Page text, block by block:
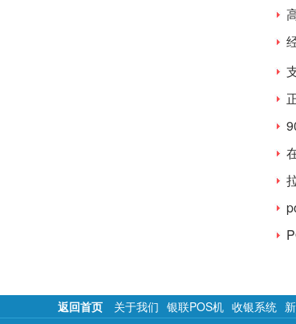
返回首页 关于我们 银联POS机 收银系统